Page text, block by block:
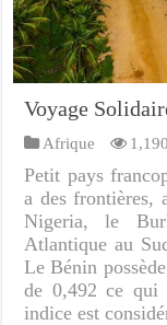
Voyage
Afrique 1,190
Petit pays
a des frontières,
Nigeria, le
Atlantique au
Le Bénin
de 0,492 ce qui
indice est